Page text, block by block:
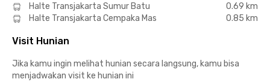
Halte Transjakarta Sumur Batu
0.69 km
Halte Transjakarta Cempaka Mas
0.85 km
Visit Hunian
Jika kamu ingin melihat hunian secara langsung, kamu bisa
menjadwakan visit ke hunian ini